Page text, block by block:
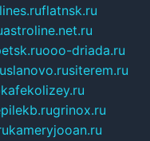
flatnsk.ru
astroline.net.ru
ooo-driada.ru
siterem.ru
kafekolizey.ru
grinox.ru
kameryjooan.ru